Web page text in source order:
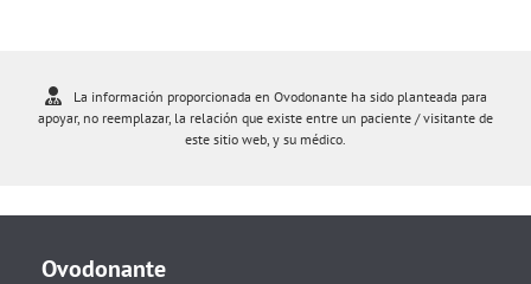
La información proporcionada en Ovodonante ha sido planteada para
apoyar, no reemplazar, la relación que existe entre un paciente / visitante de
este sitio web, y su médico.
Ovodonante